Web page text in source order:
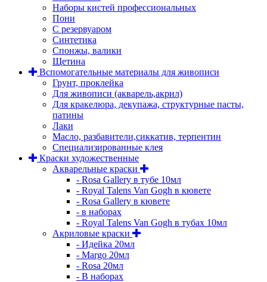
Наборы кистей профессиональных
Пони
С резервуаром
Синтетика
Спонжы, валики
Щетина
Вспомогательные материалы для живописи
Грунт, проклейка
Для живописи (акварель,акрил)
Для кракелюра, декупажа, структурные пасты,
патины
Лаки
Масло, разбавители,сиккатив, терпентин
Специализированные клея
Краски художественные
Акварельные краски
- Rosa Gallery в тубе 10мл
- Royal Talens Van Gogh в кювете
- Rosa Gallery в кювете
- в наборах
- Royal Talens Van Gogh в тубах 10мл
Акриловые краски
- Идейка 20мл
- Margo 20мл
- Rosa 20мл
- В наборах